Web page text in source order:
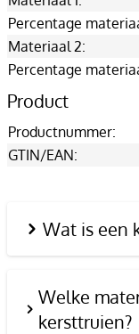
Percentage
Materiaal 2:
Percentage
Product
Productnummer:
GTIN/EAN:
Wat is een
Welke
kersttruien?